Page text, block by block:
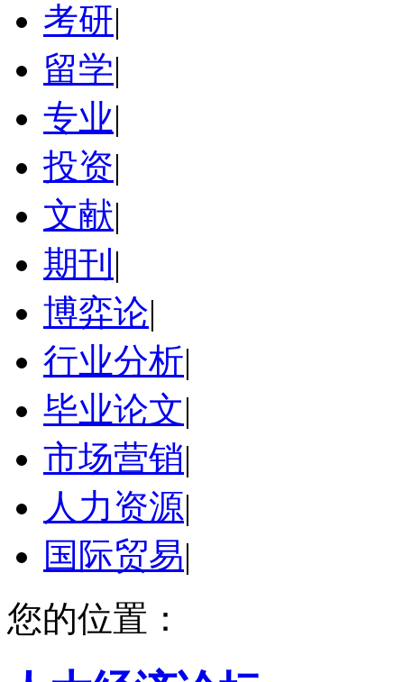
考研|
留学|
专业|
投资|
文献|
期刊 |
博弈论|
行业分析|
毕业论文|
市场营销|
人力资源|
国际贸易|
您的位置：